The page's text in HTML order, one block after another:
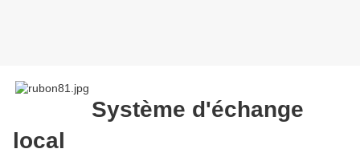
Système d'échange
local